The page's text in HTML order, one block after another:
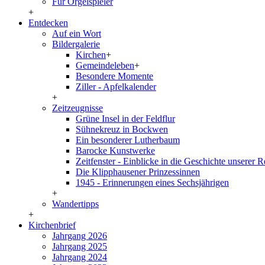
+
Entdecken
Auf ein Wort
Bildergalerie
Kirchen+
Gemeindeleben+
Besondere Momente
Ziller - Apfelkalender
+
Zeitzeugnisse
Grüne Insel in der Feldflur
Sühnekreuz in Bockwen
Ein besonderer Lutherbaum
Barocke Kunstwerke
Zeitfenster - Einblicke in die Geschichte unserer
Die Klipphausener Prinzessinnen
1945 - Erinnerungen eines Sechsjährigen
+
Wandertipps
+
Kirchenbrief
Jahrgang 2026
Jahrgang 2025
Jahrgang 2024